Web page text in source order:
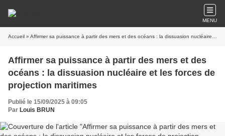
MENU
Accueil » Affirmer sa puissance à partir des mers et des océans : la dissuasion nucléaire et les forces de projection maritimes
Affirmer sa puissance à partir des mers et des
océans : la dissuasion nucléaire et les forces de
projection maritimes
Publié le 15/09/2025 à 09:05
Par Louis BRUN